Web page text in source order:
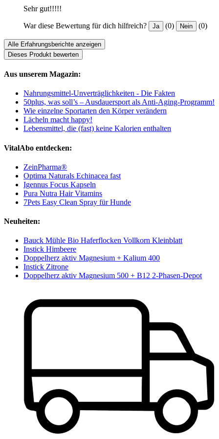
Sehr gut!!!!!
War diese Bewertung für dich hilfreich? Ja (0) Nein (0)
Alle Erfahrungsberichte anzeigen
Dieses Produkt bewerten
Aus unserem Magazin:
Nahrungsmittel-Unverträglichkeiten - Die Fakten
50plus, was soll’s – Ausdauersport als Anti-Aging-Programm!
Wie einzelne Sportarten den Körper verändern
Lächeln macht happy!
Lebensmittel, die (fast) keine Kalorien enthalten
VitalAbo entdecken:
ZeinPharma®
Optima Naturals Echinacea fast
Igennus Focus Kapseln
Pura Nutra Hair Vitamins
7Pets Easy Clean Spray für Hunde
Neuheiten:
Bauck Mühle Bio Haferflocken Vollkorn Kleinblatt
Instick Himbeere
Doppelherz aktiv Magnesium + Kalium 400
Instick Zitrone
Doppelherz aktiv Magnesium 500 + B12 2-Phasen-Depot